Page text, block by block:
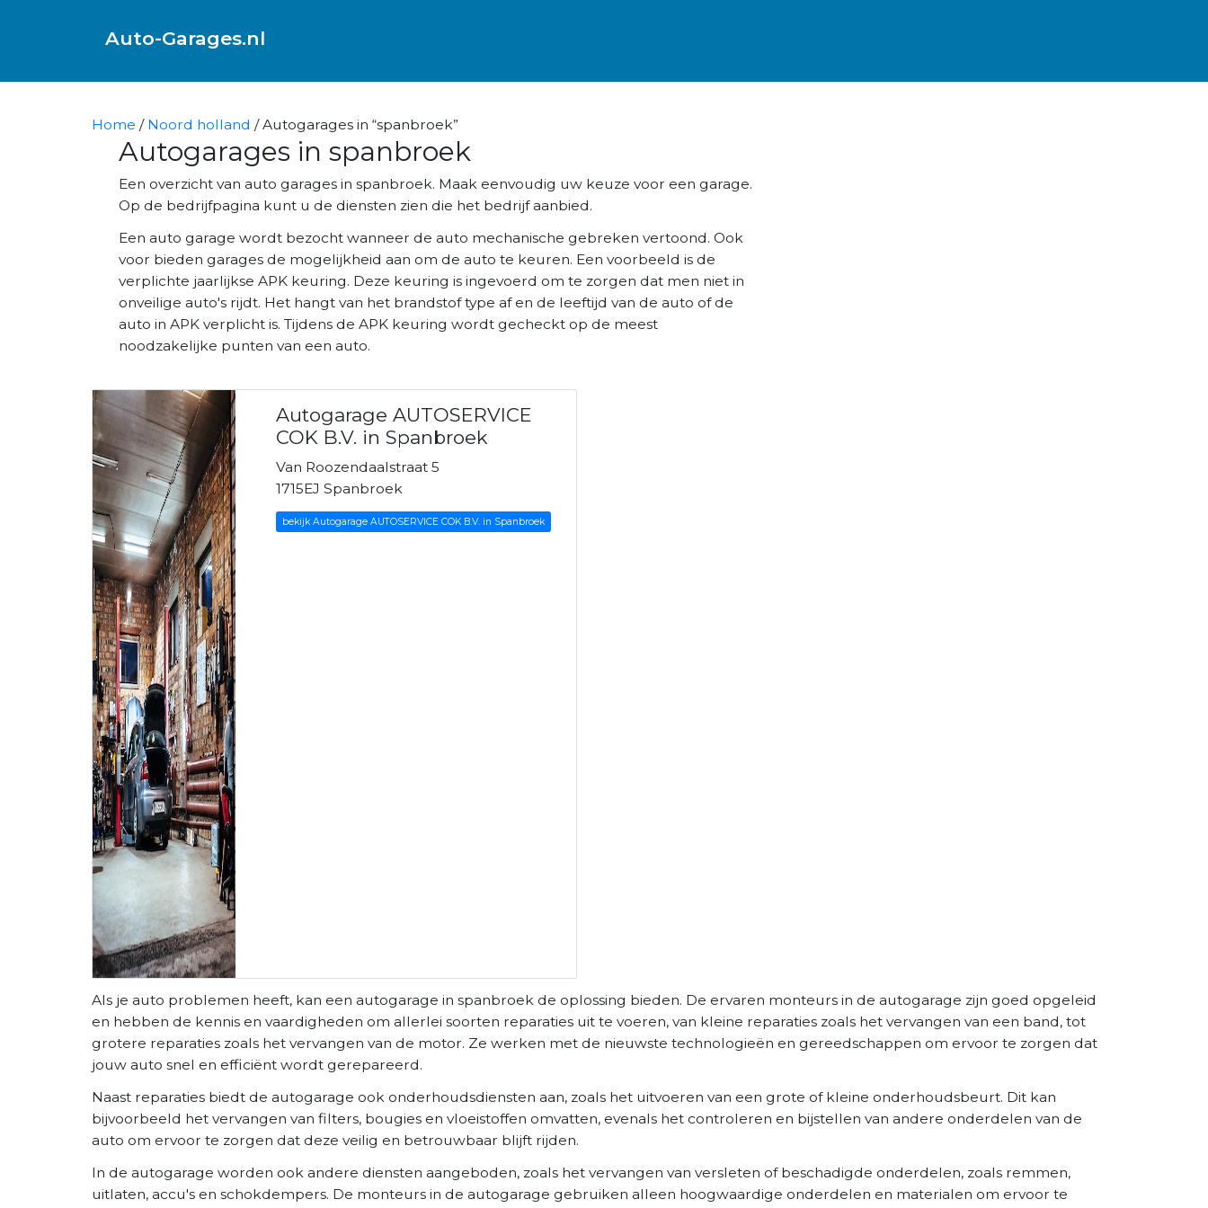
Auto-Garages.nl
Home / Noord holland / Autogarages in “spanbroek”
Autogarages in spanbroek
Een overzicht van auto garages in spanbroek. Maak eenvoudig uw keuze voor een garage.
Op de bedrijfpagina kunt u de diensten zien die het bedrijf aanbied.
Een auto garage wordt bezocht wanneer de auto mechanische gebreken vertoond. Ook
voor bieden garages de mogelijkheid aan om de auto te keuren. Een voorbeeld is de
verplichte jaarlijkse APK keuring. Deze keuring is ingevoerd om te zorgen dat men niet in
onveilige auto's rijdt. Het hangt van het brandstof type af en de leeftijd van de auto of de
auto in APK verplicht is. Tijdens de APK keuring wordt gecheckt op de meest
noodzakelijke punten van een auto.
Autogarage AUTOSERVICE
COK B.V. in Spanbroek
Van Roozendaalstraat 5
1715EJ Spanbroek
bekijk Autogarage AUTOSERVICE COK B.V. in Spanbroek
Als je auto problemen heeft, kan een autogarage in spanbroek de oplossing bieden. De ervaren monteurs in de autogarage zijn goed opgeleid
en hebben de kennis en vaardigheden om allerlei soorten reparaties uit te voeren, van kleine reparaties zoals het vervangen van een band, tot
grotere reparaties zoals het vervangen van de motor. Ze werken met de nieuwste technologieën en gereedschappen om ervoor te zorgen dat
jouw auto snel en efficiënt wordt gerepareerd.
Naast reparaties biedt de autogarage ook onderhoudsdiensten aan, zoals het uitvoeren van een grote of kleine onderhoudsbeurt. Dit kan
bijvoorbeeld het vervangen van filters, bougies en vloeistoffen omvatten, evenals het controleren en bijstellen van andere onderdelen van de
auto om ervoor te zorgen dat deze veilig en betrouwbaar blijft rijden.
In de autogarage worden ook andere diensten aangeboden, zoals het vervangen van versleten of beschadigde onderdelen, zoals remmen,
uitlaten, accu's en schokdempers. De monteurs in de autogarage gebruiken alleen hoogwaardige onderdelen en materialen om ervoor te